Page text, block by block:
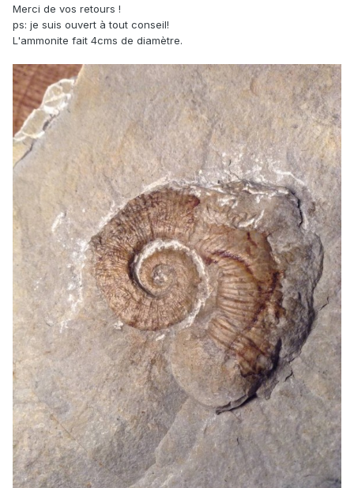
Merci de vos retours !
ps: je suis ouvert à tout conseil!
L'ammonite fait 4cms de diamètre.